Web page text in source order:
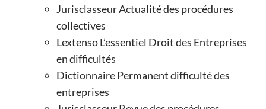
Jurisclasseur Actualité des procédures
collectives
Lextenso L’essentiel Droit des Entreprises
en difficultés
Dictionnaire Permanent difficulté des
entreprises